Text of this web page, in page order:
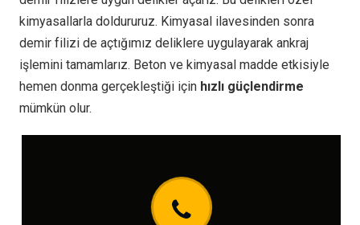
kimyasallarla doldururuz. Kimyasal ilavesinden sonra
demir filizi de açtığımız deliklere uygulayarak ankraj
işlemini tamamlarız. Beton ve kimyasal madde etkisiyle
hemen donma gerçekleştiği için hızlı güçlendirme
mümkün olur.